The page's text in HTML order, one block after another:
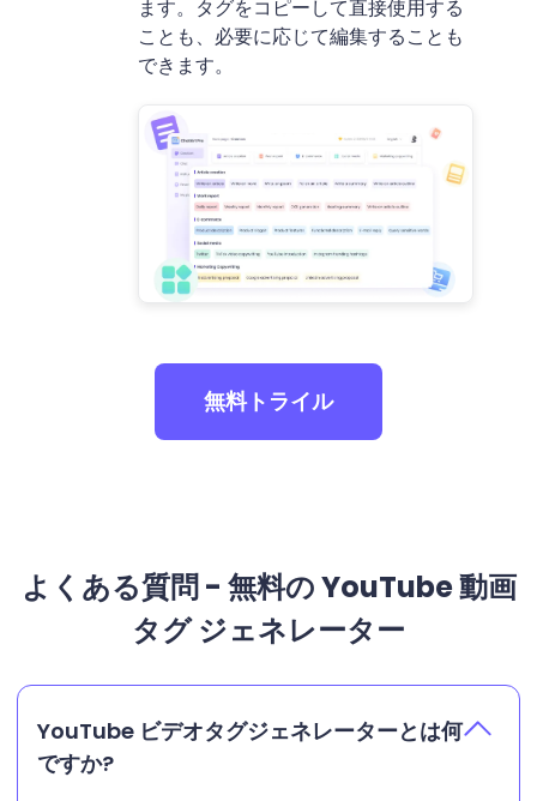
ます。タグをコピーして直接使用する
ことも、必要に応じて編集することも
できます。
無料トライル
よくある質問 - 無料の YouTube 動画
タグ ジェネレーター
YouTube ビデオタグジェネレーターとは何
ですか?